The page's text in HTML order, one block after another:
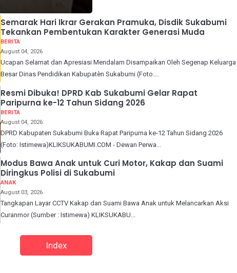
Semarak Hari Ikrar Gerakan Pramuka, Disdik Sukabumi
Tekankan Pembentukan Karakter Generasi Muda
BERITA
August 04, 2026
Ucapan Selamat dan Apresiasi Mendalam Disampaikan Oleh Segenap Keluarga
Besar Dinas Pendidikan Kabupatèn Sukabumi (Foto....
Resmi Dibuka! DPRD Kab Sukabumi Gelar Rapat
Paripurna ke-12 Tahun Sidang 2026
BERITA
August 04, 2026
DPRD Kabupaten Sukabumi Buka Rapat Paripurna ke-12 Tahun Sidang 2026
(Foto: Istimewa)KLIKSUKABUMI.COM - Dewan Perwa...
Modus Bawa Anak untuk Curi Motor, Kakap dan Suami
Diringkus Polisi di Sukabumi
ANAK
August 03, 2026
Tangkapan Layar CCTV Kakap dan Suami Bawa Anak untuk Melancarkan Aksi
Curanmor (Sumber : Istimewa) KLIKSUKABU...
Index